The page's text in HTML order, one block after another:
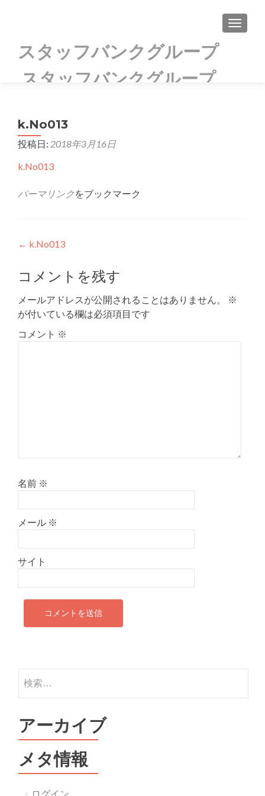
スタッフバンクグループ
スタッフバンクグループ
k.No013
投稿日: 2018年3月16日
k.No013
パーマリンクをブックマーク
投
稿
ナ
ビ
ゲ
← k.No013
コメントを残す
メールアドレスが公開されることはありません。
※
が付いている欄は必須項目です
コメント ※
名前 ※
メール ※
サイト
索:
アーカイブ
メタ情報
ログイン